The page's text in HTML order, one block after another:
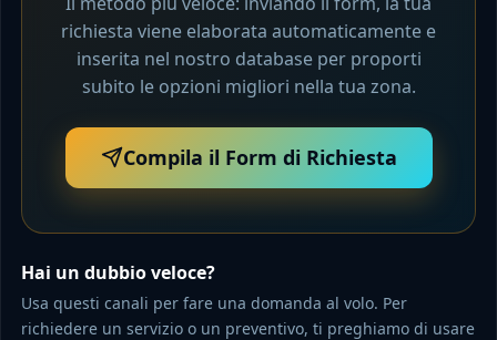
richiesta viene elaborata automaticamente e
inserita nel nostro database per proporti
subito le opzioni migliori nella tua zona.
Compila il Form di Richiesta
Hai un dubbio veloce?
Usa questi canali per fare una domanda al volo. Per
richiedere un servizio o un preventivo, ti preghiamo di usare